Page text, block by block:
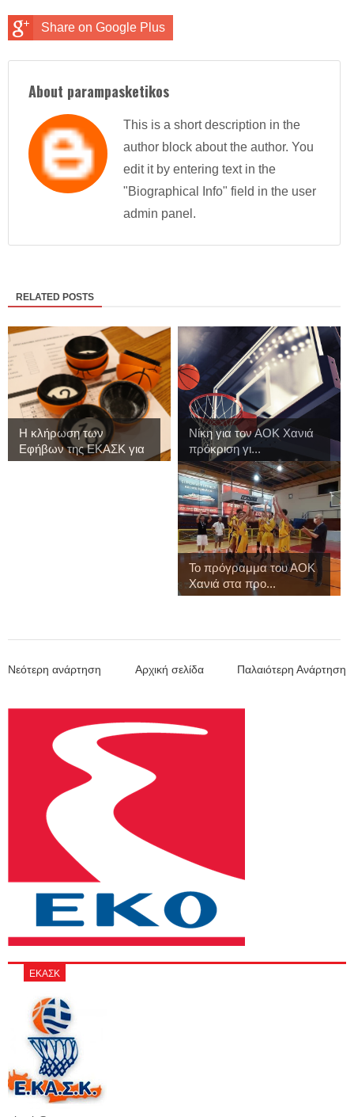
Share on Google Plus
About parampasketikos
This is a short description in the
author block about the author. You
edit it by entering text in the
"Biographical Info" field in the user
admin panel.
RELATED POSTS
Η κλήρωση των
Εφήβων της ΕΚΑΣΚ για
...
Νίκη για τον ΑΟΚ Χανιά
πρόκριση γι...
Το πρόγραμμα του ΑΟΚ
Χανιά στα προ...
Νεότερη ανάρτηση Παλαιότερη Ανάρτηση
Αρχική σελίδα
ΕΚΑΣΚ